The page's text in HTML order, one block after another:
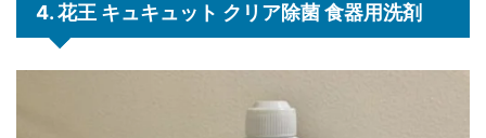
4. 花王 キュキュット クリア除菌 食器用洗剤